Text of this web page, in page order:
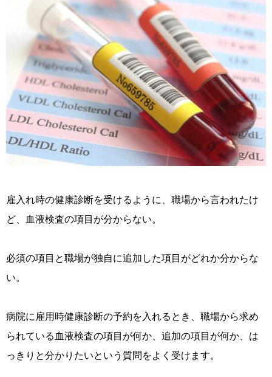
雇入れ時の健康診断を受けるように、職場から言われたけ
ど、血液検査の項目が分からない。
必須の項目と職場が独自に追加した項目がどれか分からな
い。
病院に雇用時健康診断の予約を入れるとき、職場から求め
られている血液検査の項目が何か、追加の項目が何か、は
っきりと分かりたいという質問をよく受けます。